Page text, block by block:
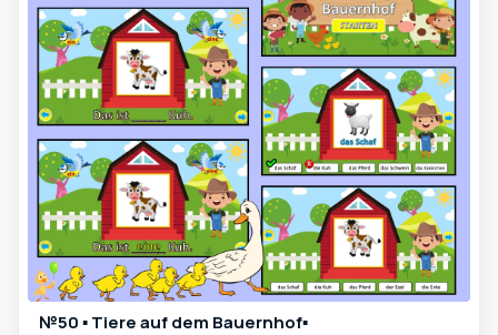
№50 ▪️ Tiere auf dem Bauernhof▪️